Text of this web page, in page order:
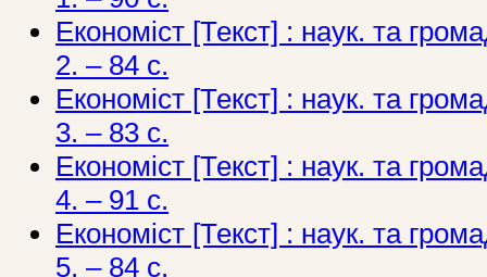
Економіст [Текст] : наук. та
2. – 84 c.
Економіст [Текст] : наук. та
3. – 83 c.
Економіст [Текст] : наук. та
4. – 91 c.
Економіст [Текст] : наук. та
5. – 84 c.